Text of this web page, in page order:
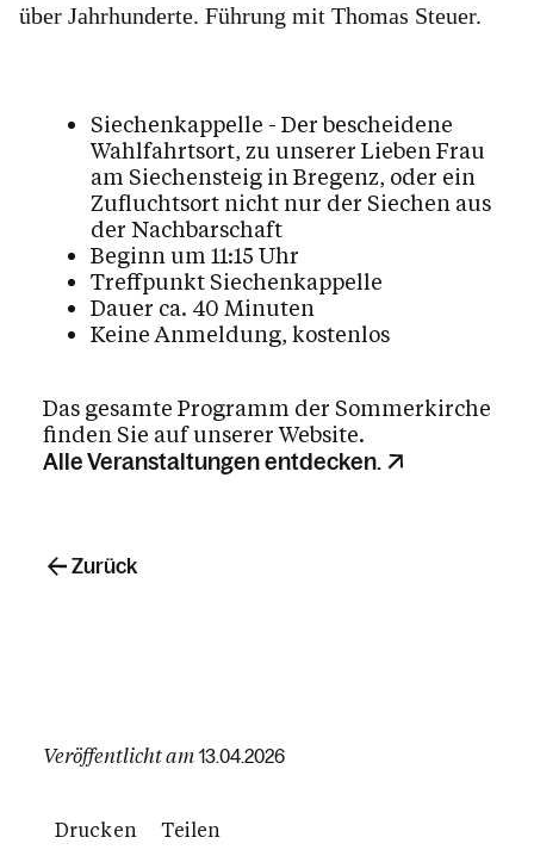
über Jahrhunderte. Führung mit Thomas Steuer.
Veröffentlicht am 13.04.2026
Drucken Teilen
Siechenkappelle - Der bescheidene
Wahlfahrtsort, zu unserer Lieben Frau
am Siechensteig in Bregenz, oder ein
Zufluchtsort nicht nur der Siechen aus
der Nachbarschaft
Beginn um 11:15 Uhr
Treffpunkt Siechenkappelle
Dauer ca. 40 Minuten
Keine Anmeldung, kostenlos
Das gesamte Programm der Sommerkirche
finden Sie auf unserer Website.
Alle Veranstaltungen entdecken.
Zurück